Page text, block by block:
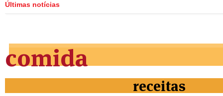
Últimas notícias
comida
receitas